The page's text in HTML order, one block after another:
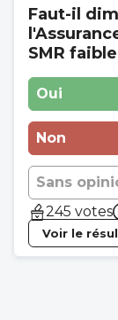
Faut-il
SMR
Oui
Non
Sans
245 votes
Voir le